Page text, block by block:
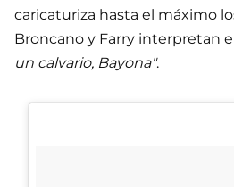
caricaturiza hasta el máximo
Broncano y Farry interpretan
un calvario, Bayona".